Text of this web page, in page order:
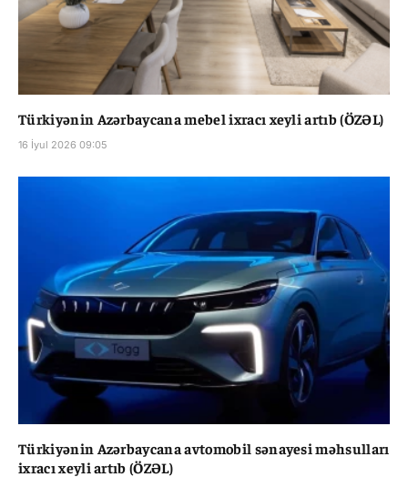
Türkiyənin Azərbaycana mebel ixracı xeyli artıb (ÖZƏL)
16 İyul 2026 09:05
Türkiyənin Azərbaycana avtomobil sənayesi məhsulları
ixracı xeyli artıb (ÖZƏL)